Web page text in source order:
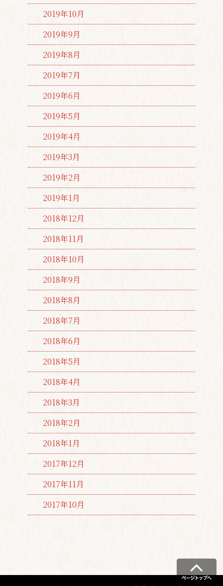
2019年10月
2019年9月
2019年8月
2019年7月
2019年6月
2019年5月
2019年4月
2019年3月
2019年2月
2019年1月
2018年12月
2018年11月
2018年10月
2018年9月
2018年8月
2018年7月
2018年6月
2018年5月
2018年4月
2018年3月
2018年2月
2018年1月
2017年12月
2017年11月
2017年10月